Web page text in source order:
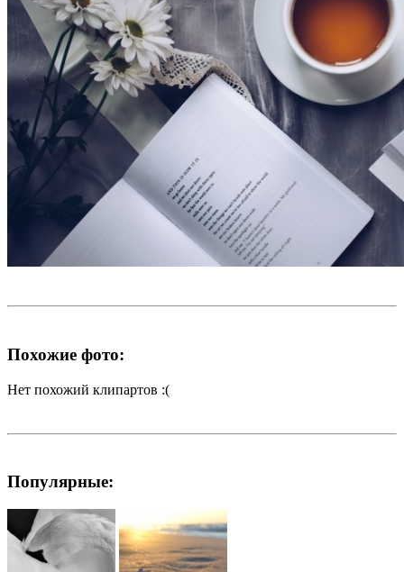
Похожие фото:
Нет похожий клипартов :(
Популярные: